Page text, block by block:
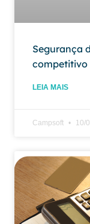
Segurança
competitivo
LEIA MAIS
Campsoft 10/